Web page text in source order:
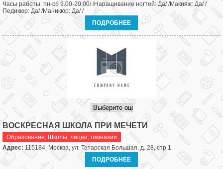
Часы работы: пн-сб 9.00-20.00/ /Наращивание ногтей: Да/ /Макияж: Да/ /
Педикюр: Да/ /Маникюр: Да/ /
ПОДРОБНЕЕ
ВОСКРЕСНАЯ ШКОЛА ПРИ МЕЧЕТИ
Образование, Школы, лицеи, гимназии
Адрес:115184, Москва, ул. Татарская Большая, д. 28, стр.1
ПОДРОБНЕЕ